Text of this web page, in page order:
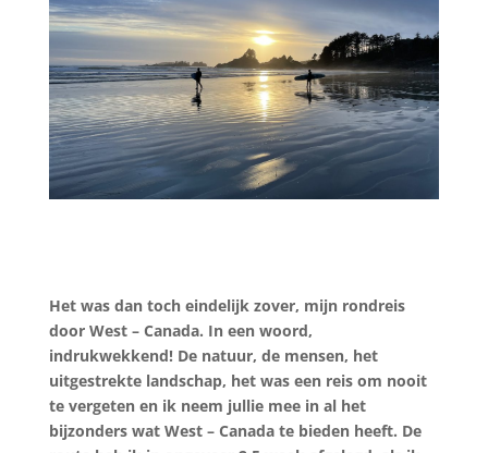
Het was dan toch eindelijk zover, mijn rondreis
door West – Canada. In een woord,
indrukwekkend! De natuur, de mensen, het
uitgestrekte landschap, het was een reis om nooit
te vergeten en ik neem jullie mee in al het
bijzonders wat West – Canada te bieden heeft. De